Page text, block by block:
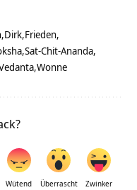
Dirk Frieden
Sat-Chit-Ananda
Wonne
Wütend Überrascht Zwinker